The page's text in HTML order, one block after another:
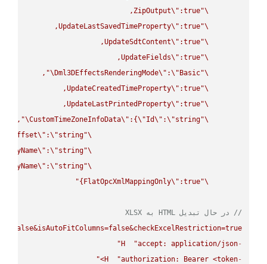
\"
ZipOutput\"
\"
UpdateLastSavedTimeProperty\"
\"
UpdateSdtContent\"
\"
UpdateFields\"
\"
Dml3DEffectsRenderingMode\" :\" Basic
\"
\"
UpdateCreatedTimeProperty\"
\"
UpdateLastPrintedProperty\"
\"
CustomTimeZoneInfoData\" :{\"Id\" :\"string
\"
\"
\" :\"string
\"
\" :\"string
\"
\" :\"string
\"
FlatOpcXmlMappingOnly\" :true}"
// در حال تبدیل HTML به XLSX
-
H
"accept: application/json"
-
H
"authorization: Bearer <token>"